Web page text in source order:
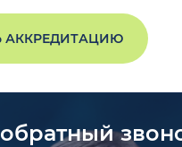
АККРЕДИТАЦИЮ
обратный